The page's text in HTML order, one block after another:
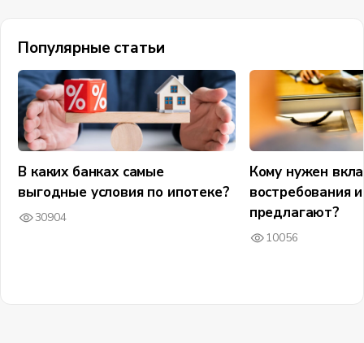
Популярные статьи
В каких банках самые
выгодные условия по ипотеке?
30904
Кому нужен
востребования
предлагают?
10056